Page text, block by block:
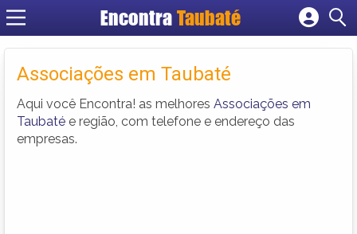
EncontraTaubaté
Cadastrar empresa
Criar conta
Associações em Taubaté
Aqui você Encontra! as melhores Associações em
Taubaté e região, com telefone e endereço das
empresas.